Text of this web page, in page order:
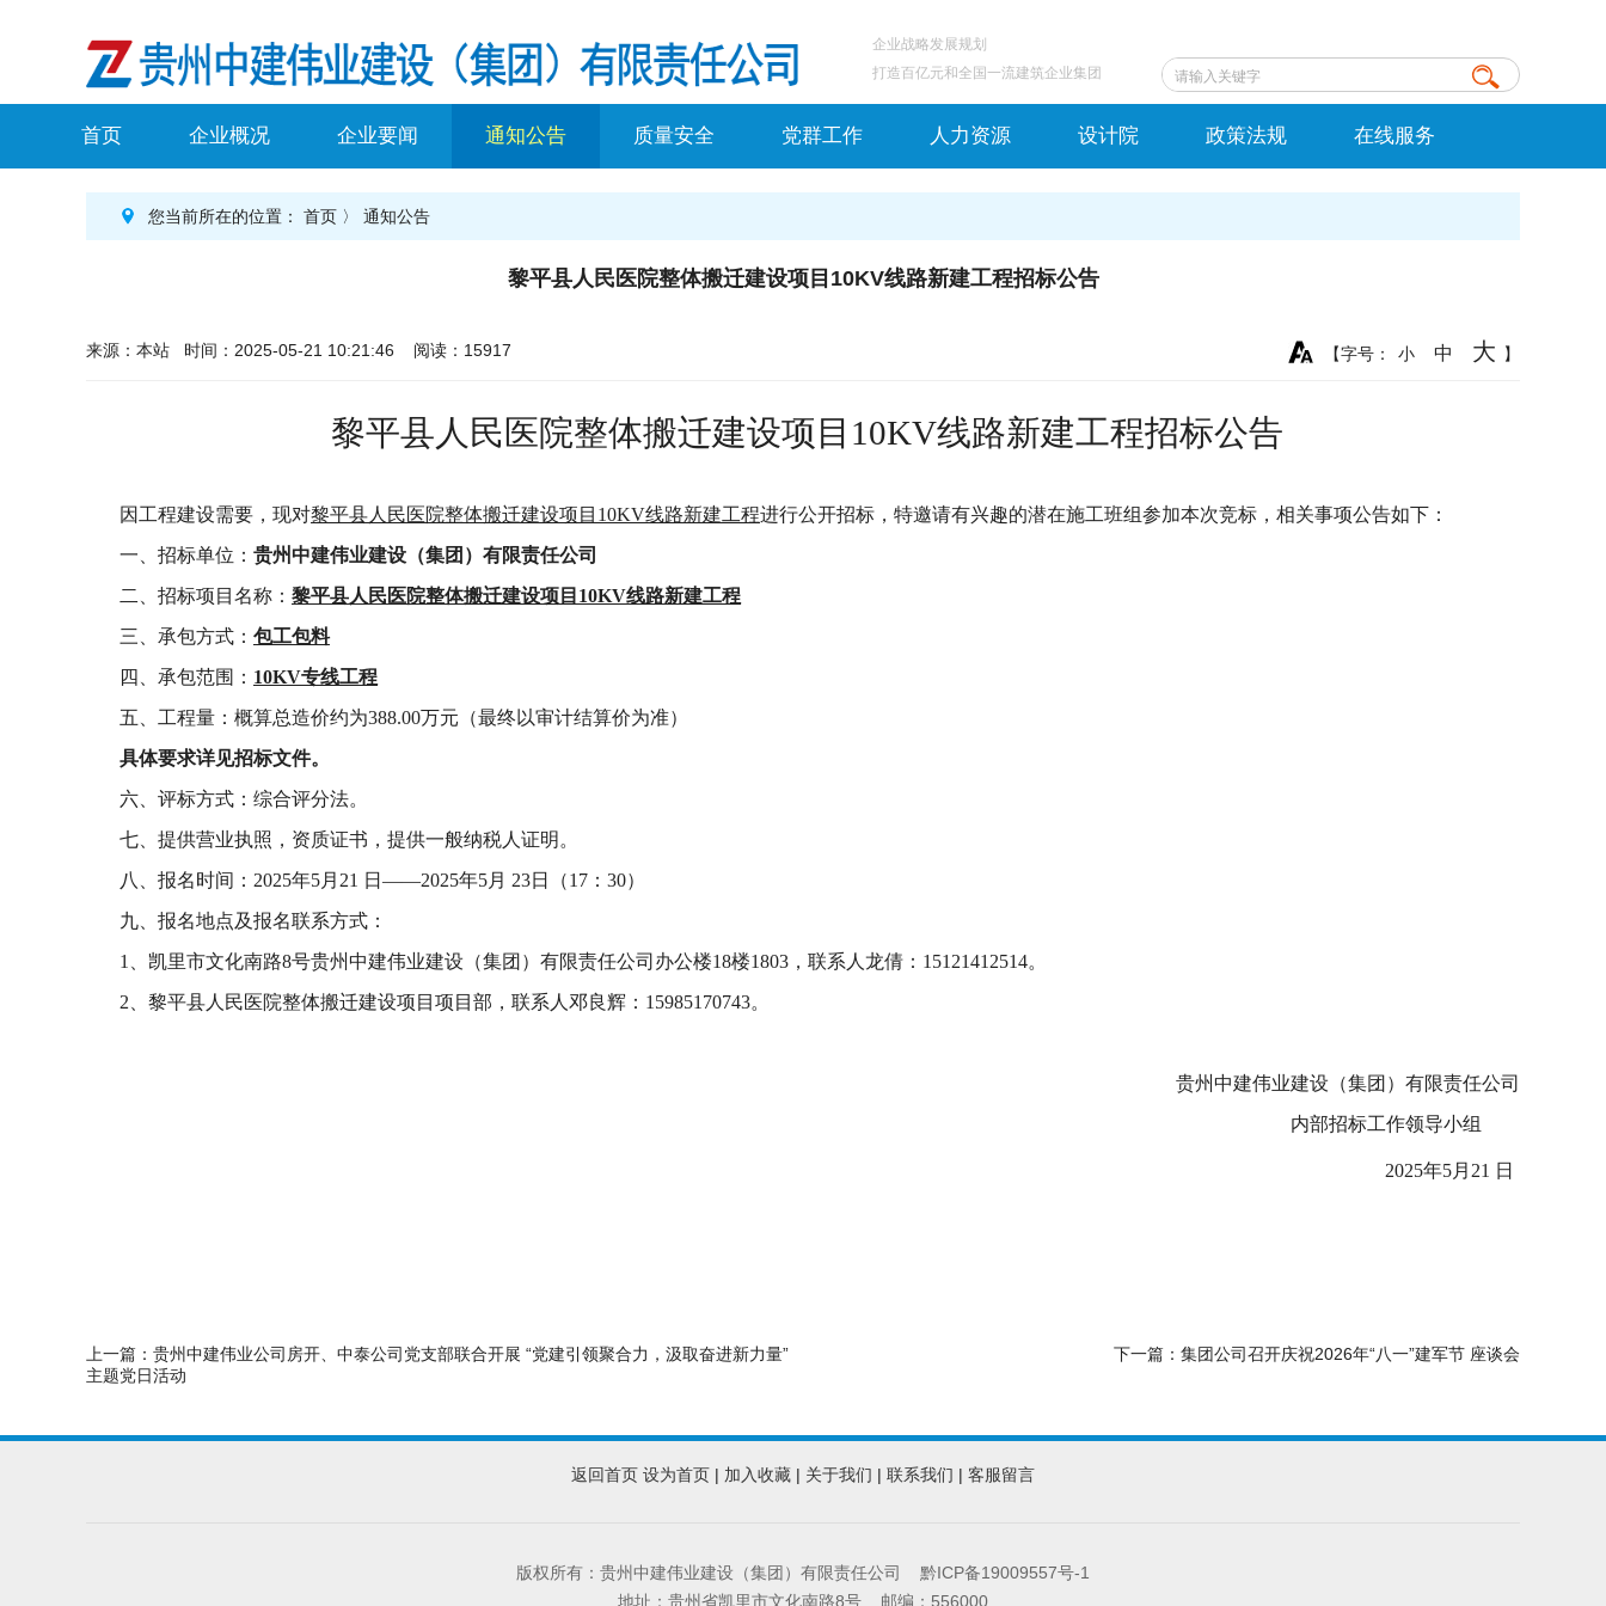
企业战略发展规划
打造百亿元和全国一流建筑企业集团
首页 企业概况 企业要闻 通知公告 质量安全 党群工作 人力资源 设计院 政策法规 在线服务
您当前所在的位置： 首页 〉 通知公告
黎平县人民医院整体搬迁建设项目10KV线路新建工程招标公告
来源：本站 时间：2025-05-21 10:21:46 阅读：15917 【字号： 小 中 大 】
黎平县人民医院整体搬迁建设项目 10KV线路新建工程招标公告
因工程建设需要 ，现对黎平县人民医院整体搬迁建设项目 10KV线路新建工程进行公开招标，特邀请有兴趣的潜在施工班组参加本次竞标，相关事项公告如下：
一、招标单位： 贵州中建伟业建设（集团）有限责任公司
二、招标项目名称： 黎平县人民医院整体搬迁建设项目 10KV线路新建工程
三、承包方式： 包工包料
四、承包范围： 10KV专线工程
五、工程量： 概算总造价约为388.00万元（最终以审计结算价为准）
具体要求详见招标文件。
六、 评标方式： 综合评分法。
七、提供营业执照， 资质证书， 提供一般纳税人证明。
八、报名时间： 2025年5月 21 日 ——2025年5月 23日（17：30）
九、报名地点及报名联系方式：
1、凯里市文化南路8号贵州中建伟业建设（集团）有限责任公司办公楼18楼1803 ，联系人 龙倩 ： 15121412514。
2、 黎平县人民医院整体搬迁建设项目 项目部 ，联系人 邓良辉 ： 15985170743。
贵州中建伟业建设（集团）有限责任公司
内部招标工作领导小组
2025年5月 21 日
上一篇： 贵州中建伟业公司房开、中泰公司党支部联合开展 “党建引领聚合力，汲取奋进新力量”
主题党日活动
下一篇： 集团公司召开庆祝2026年“八一”建军节 座谈会
返回首页 设为首页 | 加入收藏 | 关于我们 | 联系我们 | 客服留言
版权所有：贵州中建伟业建设（集团）有限责任公司 黔ICP备19009557号-1
地址：贵州省凯里市文化南路8号 邮编：556000